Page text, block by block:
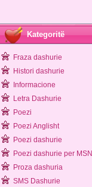
Kategoritë
Fraza dashurie
Histori dashurie
Informacione
Letra Dashurie
Poezi
Poezi Anglisht
Poezi dashurie
Poezi dashurie per MSN
Proza dashuria
SMS Dashurie